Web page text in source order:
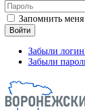
Запомнить меня
Войти
Забыли
Забыли